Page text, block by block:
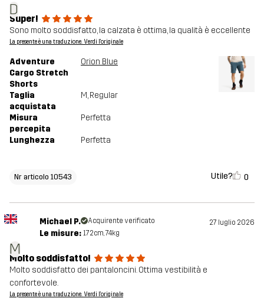
D
Super!
Sono molto soddisfatto, la calzata è ottima, la qualità è eccellente
La presente è una traduzione. Verdi l'originale
Adventure
Cargo Stretch
Shorts
Orion Blue
Taglia
acquistata
M, Regular
Misura
percepita
Perfetta
Lunghezza Perfetta
Nr articolo 10543 Utile? 0
M
Michael P. Acquirente verificato 27 luglio 2026
Le misure: 172cm, 74kg
Molto soddisfatto!
Molto soddisfatto dei pantaloncini. Ottima vestibilità e
confortevole.
La presente è una traduzione. Verdi l'originale